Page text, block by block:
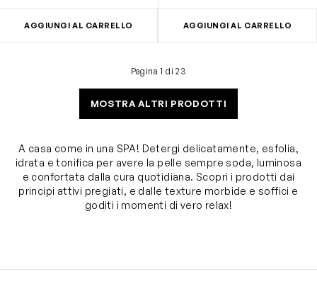
AGGIUNGI AL CARRELLO AGGIUNGI AL CARRELLO
Pagina 1 di 23
MOSTRA ALTRI PRODOTTI
A casa come in una SPA! Detergi delicatamente, esfolia,
idrata e tonifica per avere la pelle sempre soda, luminosa
e confortata dalla cura quotidiana. Scopri i prodotti dai
principi attivi pregiati, e dalle texture morbide e soffici e
goditi i momenti di vero relax!